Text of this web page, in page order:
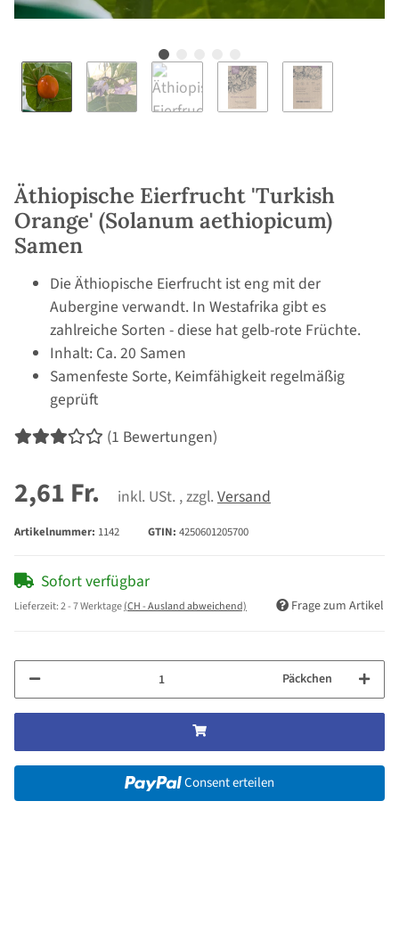
Äthiopische Eierfrucht 'Turkish
Orange' (Solanum aethiopicum)
Samen
Die Äthiopische Eierfrucht ist eng mit der
Aubergine verwandt. In Westafrika gibt es
zahlreiche Sorten - diese hat gelb-rote Früchte.
Inhalt: Ca. 20 Samen
Samenfeste Sorte, Keimfähigkeit regelmäßig
geprüft
(1 Bewertungen)
2,61 Fr. inkl. USt. , zzgl. Versand
Artikelnummer: 1142 GTIN: 4250601205700
Sofort verfügbar
Lieferzeit:2 - 7 Werktage(CH - Ausland abweichend) Frage zum Artikel
Päckchen
Consent erteilen